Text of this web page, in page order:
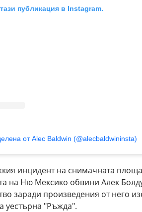
публикация в Instagram.
от Alec Baldwin (@alecbaldwininsta)
инцидент на снимачната
на Ню Мексико обвини Алек
заради произведения от него
уестърна "Ръжда".